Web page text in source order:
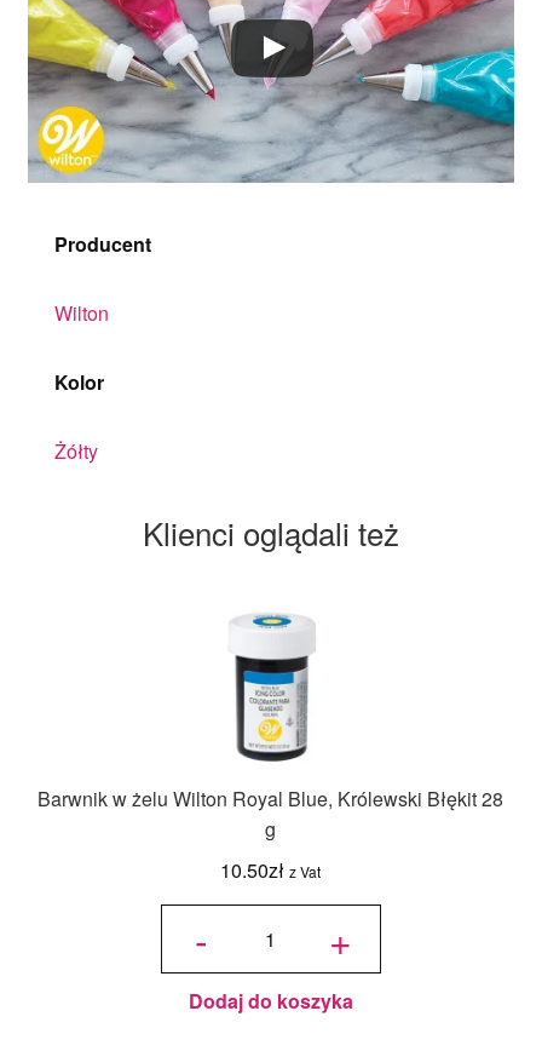
Producent
Wilton
Kolor
Żółty
Klienci oglądali też
Barwnik w żelu Wilton Royal Blue, Królewski Błękit 28
g
10.50zł z Vat
-
ilość
Wilton
Royal
Blue,
Królewski
Błękit 28
+
Dodaj do koszyka